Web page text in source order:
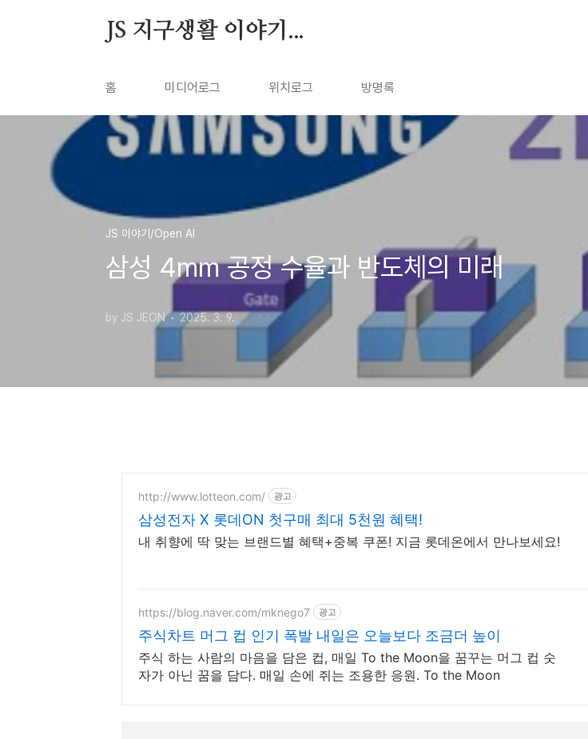
JS 지구생활 이야기...
홈 미디어로그 위치로그 방명록
JS 이야기/Open AI
삼성 4mm 공정 수율과 반도체의 미래
by JS JEON 2025. 3. 9.
http://www.lotteon.com/ 광고
삼성전자 X 롯데ON 첫구매 최대 5천원 혜택!
내 취향에 딱 맞는 브랜드별 혜택+중복 쿠폰! 지금 롯데온에서 만나보세요!
https://blog.naver.com/mknego7 광고
주식차트 머그 컵 인기 폭발 내일은 오늘보다 조금더 높이
주식 하는 사람의 마음을 담은 컵, 매일 To the Moon을 꿈꾸는 머그 컵 숫
자가 아닌 꿈을 담다. 매일 손에 쥐는 조용한 응원. To the Moon